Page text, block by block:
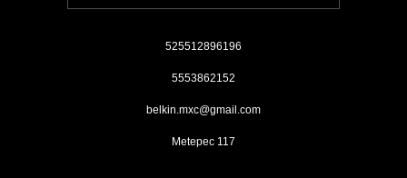
525512896196
5553862152
belkin.mxc@gmail.com
Metepec 117